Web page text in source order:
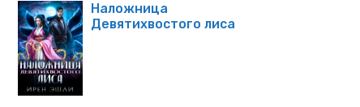
Наложница
Девятихвостого лиса